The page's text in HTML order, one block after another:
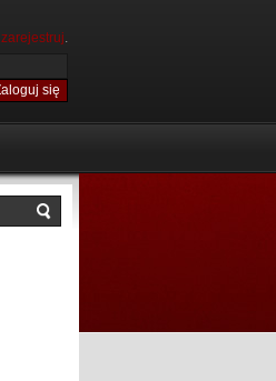
zarejestruj.